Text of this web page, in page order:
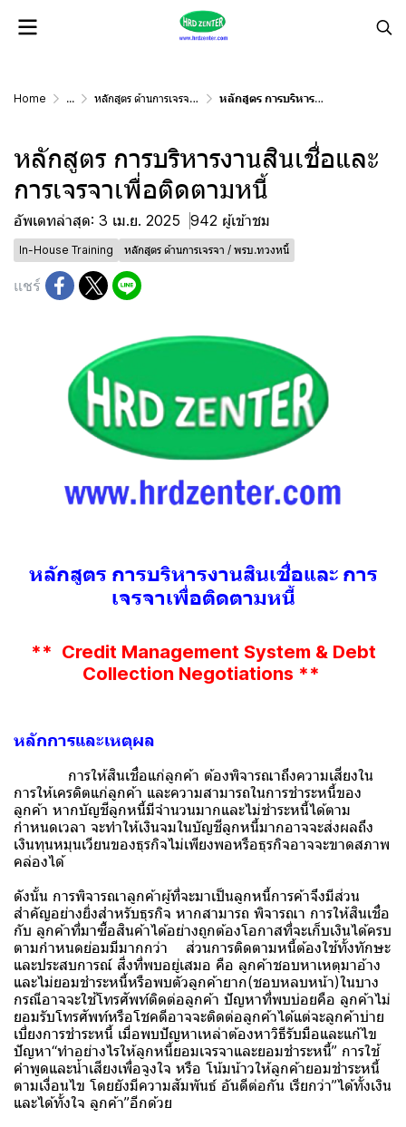
Home ... หลักสูตร ด้านการเจรจา / พรบ.ทวงหนี้ หลักสูตร การบริหารงานสินเชื่อและ การเจรจาเพื่อติดตามหนี้
หลักสูตร การบริหารงานสินเชื่อและ
การเจรจาเพื่อติดตามหนี้
อัพเดทล่าสุด: 3 เม.ย. 2025 942 ผู้เข้าชม
In-House Training หลักสูตร ด้านการเจรจา / พรบ.ทวงหนี้
แชร์
หลักสูตร การบริหารงานสินเชื่อและ การ
เจรจาเพื่อติดตามหนี้
** Credit Management System & Debt
Collection Negotiations **
หลักการและเหตุผล
การให้สินเชื่อแก่ลูกค้า ต้องพิจารณาถึงความเสี่ยงใน
การให้เครดิตแก่ลูกค้า และความสามารถในการชำระหนี้ของ
ลูกค้า หากบัญชีลูกหนี้มีจำนวนมากและไม่ชำระหนี้ได้ตาม
กำหนดเวลา จะทำให้เงินจมในบัญชีลูกหนี้มากอาจจะส่งผลถึง
เงินทุนหมุนเวียนของธุรกิจไม่เพียงพอหรือธุรกิจอาจจะขาดสภาพ
คล่องได้
ดังนั้น การพิจารณาลูกค้าผู้ที่จะมาเป็นลูกหนี้การค้าจึงมีส่วน
สำคัญอย่างยิ่งสำหรับธุรกิจ หากสามารถ พิจารณา การให้สินเชื่อ
กับ ลูกค้าที่มาซื้อสินค้าได้อย่างถูกต้องโอกาสที่จะเก็บเงินได้ครบ
ตามกำหนดย่อมมีมากกว่า ส่วนการติดตามหนี้ต้องใช้ทั้งทักษะ
และประสบการณ์ สิ่งที่พบอยู่เสมอ คือ ลูกค้าชอบหาเหตุมาอ้าง
และไม่ยอมชำระหนี้หรือพบตัวลูกค้ายาก(ชอบหลบหน้า)ในบาง
กรณีอาจจะใช้โทรศัพท์ติดต่อลูกค้า ปัญหาที่พบบ่อยคือ ลูกค้าไม่
ยอมรับโทรศัพท์หรือโชคดีอาจจะติดต่อลูกค้าได้แต่จะลูกค้าบ่าย
เบี่ยงการชำระหนี้ เมื่อพบปัญหาเหล่าต้องหาวิธีรับมือและแก้ไข
ปัญหา“ทำอย่างไรให้ลูกหนี้ยอมเจรจาและยอมชำระหนี้” การใช้
คำพูดและน้ำเสียงเพื่อจูงใจ หรือ โน้มน้าวให้ลูกค้ายอมชำระหนี้
ตามเงื่อนไข โดยยังมีความสัมพันธ์ อันดีต่อกัน เรียกว่า”ได้ทั้งเงิน
และได้ทั้งใจ ลูกค้า”อีกด้วย